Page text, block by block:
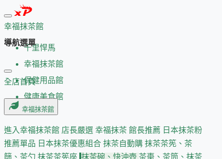
幸福抹茶館
千里悍馬
幸福抹茶館
保健用品館
健康美食館
導航選單
全店首頁
幸福抹茶館
進入幸福抹茶館 店長嚴選 幸福抹茶 館長推薦 日本抹茶粉
推薦單品 日本抹茶優惠組合 抹茶自動購 抹茶茶筅、茶
篩、茶勺 抹茶茶筅座 抹茶碗、快沖壺 茶棗、茶筒、抹茶